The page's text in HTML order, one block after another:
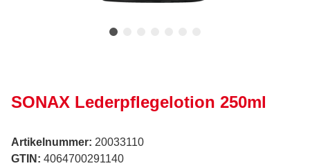
SONAX Lederpflegelotion 250ml
Artikelnummer: 20033110
GTIN: 4064700291140